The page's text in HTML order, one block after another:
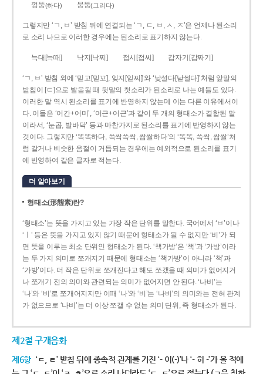
껑뚱(하다) 뭉뚱(그리다)
그렇지만 ‘ㄱ, ㅂ’ 받침 뒤에 연결되는 ‘ㄱ, ㄷ, ㅂ, ㅅ, ㅈ’은 언제나 된소리
로 소리 나므로 이러한 경우에는 된소리로 표기하지 않는다.
늑대[늑때] 낙지[낙찌] 접시[접씨] 갑자기[갑짜기]
‘ㄱ, ㅂ’ 받침 외에 ‘믿고[믿꼬], 잊지[읻찌]’와 ‘낯설다[낟썰다]’처럼 앞말의
받침이 [ㄷ]으로 발음될 때 뒷말의 첫소리가 된소리로 나는 예들도 있다.
이러한 말 역시 된소리를 표기에 반영하지 않는데 이는 다른 이유에서이
다. 이들은 ‘어간+어미’, ‘어근+어근’과 같이 두 개의 형태소가 결합된 말
이라서, ‘눈곱, 발바닥’ 등과 마찬가지로 된소리를 표기에 반영하지 않는
것이다. 그렇지만 ‘똑똑하다, 쓱싹쓱싹, 쌉쌀하다’의 ‘똑똑, 쓱싹, 쌉쌀’처
럼 같거나 비슷한 음절이 거듭되는 경우에는 예외적으로 된소리를 표기
에 반영하여 같은 글자로 적는다.
더 알아보기
형태소(形態素)란?
‘형태소’는 뜻을 가지고 있는 가장 작은 단위를 말한다. 국어에서 ‘ㅂ’이나
‘ㅣ’ 등은 뜻을 가지고 있지 않기 때문에 형태소가 될 수 없지만 ‘비’가 되
면 뜻을 이루는 최소 단위인 형태소가 된다. ‘책가방’은 ‘책’과 ‘가방’이라
는 두 가지 의미로 쪼개지기 때문에 형태소는 ‘책가방’이 아니라 ‘책’과
‘가방’이다. 더 작은 단위로 쪼개진다고 해도 쪼갰을 때 의미가 없어지거
나 쪼개기 전의 의미와 관련되는 의미가 없어지면 안 된다. ‘나비’는
‘나’와 ‘비’로 쪼개어지지만 이때 ‘나’와 ‘비’는 ‘나비’의 의미와는 전혀 관계
가 없으므로 ‘나비’는 더 이상 쪼갤 수 없는 의미 단위, 즉 형태소가 된다.
제2절 구개음화
제6항 ‘ㄷ, ㅌ’ 받침 뒤에 종속적 관계를 가진 ‘- 이(-)’나 ‘- 히 -’가 올 적에